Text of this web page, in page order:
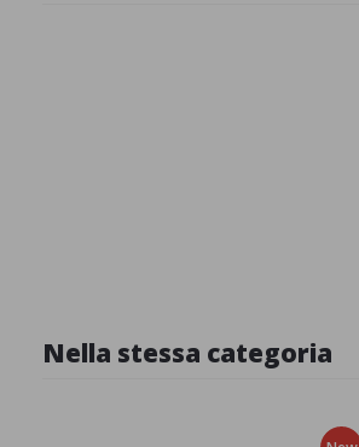
Nella stessa categoria